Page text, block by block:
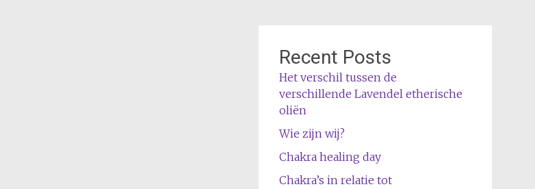
Recent Posts
Het verschil tussen de
verschillende Lavendel etherische
oliën
Wie zijn wij?
Chakra healing day
Chakra’s in relatie tot